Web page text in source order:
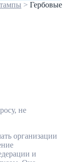
> Гербовые
не
организации
и